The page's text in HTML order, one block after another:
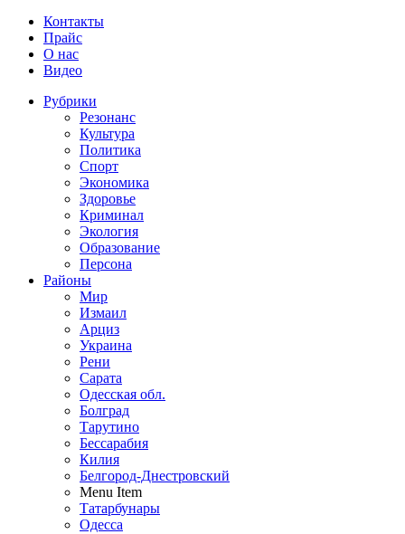
Контакты
Прайс
О нас
Видео
Рубрики
Резонанс
Культура
Политика
Спорт
Экономика
Здоровье
Криминал
Экология
Образование
Персона
Районы
Мир
Измаил
Арциз
Украина
Рени
Сарата
Одесская обл.
Болград
Тарутино
Бессарабия
Килия
Белгород-Днестровский
Menu Item
Татарбунары
Одесса